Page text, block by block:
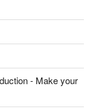
- Make your